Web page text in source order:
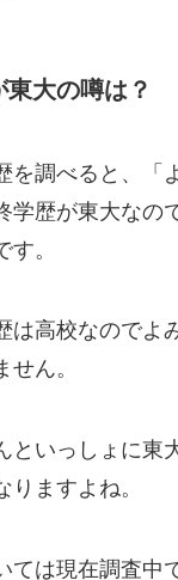
大の噂は？
を調べると、「
学歴が東大なの
。
は高校なのでよ
ん。
といっしょに東
りますよね。
ては現在調査中